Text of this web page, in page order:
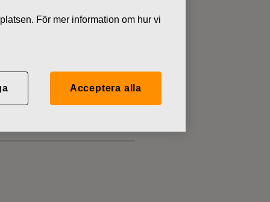
För mer information om hur vi
Acceptera alla